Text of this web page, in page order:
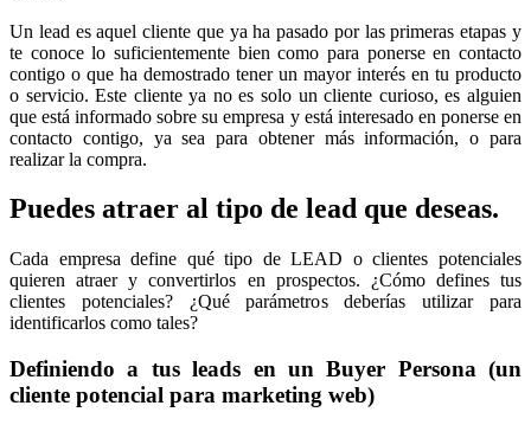
Un lead es aquel cliente que ya ha pasado por las primeras etapas y
te conoce lo suficientemente bien como para ponerse en contacto
contigo o que ha demostrado tener un mayor interés en tu producto
o servicio. Este cliente ya no es solo un cliente curioso, es alguien
que está informado sobre su empresa y está interesado en ponerse en
contacto contigo, ya sea para obtener más información, o para
realizar la compra.
Puedes atraer al tipo de lead que deseas.
Cada empresa define qué tipo de LEAD o clientes potenciales
quieren atraer y convertirlos en prospectos. ¿Cómo defines tus
clientes potenciales? ¿Qué parámetros deberías utilizar para
identificarlos como tales?
Definiendo a tus leads en un Buyer Persona (un
cliente potencial para marketing web)